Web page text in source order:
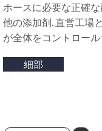
ホースに必要な正確
他の添加剤. 直営工場
が全体をコントロール
細部